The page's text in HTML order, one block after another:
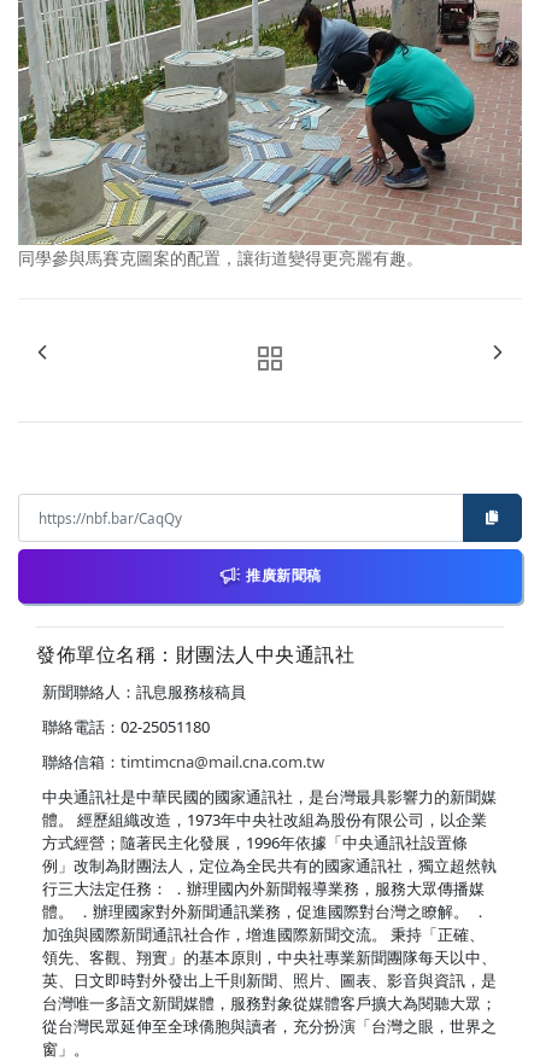
同學參與馬賽克圖案的配置，讓街道變得更亮麗有趣。
推廣新聞稿
發佈單位名稱：財團法人中央通訊社
新聞聯絡人：訊息服務核稿員
聯絡電話：02-25051180
聯絡信箱： timtimcna@mail.cna.com.tw
中央通訊社是中華民國的國家通訊社，是台灣最具影響力的新聞媒
體。 經歷組織改造，1973年中央社改組為股份有限公司，以企業
方式經營；隨著民主化發展，1996年依據「中央通訊社設置條
例」改制為財團法人，定位為全民共有的國家通訊社，獨立超然執
行三大法定任務： ．辦理國內外新聞報導業務，服務大眾傳播媒
體。 ．辦理國家對外新聞通訊業務，促進國際對台灣之瞭解。 ．
加強與國際新聞通訊社合作，增進國際新聞交流。 秉持「正確、
領先、客觀、翔實」的基本原則，中央社專業新聞團隊每天以中、
英、日文即時對外發出上千則新聞、照片、圖表、影音與資訊，是
台灣唯一多語文新聞媒體，服務對象從媒體客戶擴大為閱聽大眾；
從台灣民眾延伸至全球僑胞與讀者，充分扮演「台灣之眼，世界之
窗」。